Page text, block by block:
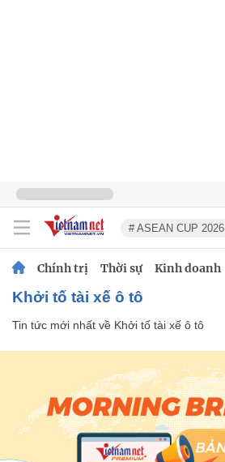
# ASEAN CUP 2026
Chính trị Thời sự Kinh doanh
Khởi tố tài xế ô tô
Tin tức mới nhất về Khởi tố tài xế ô tô